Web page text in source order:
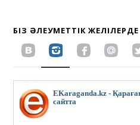
БІЗ ӘЛЕУМЕТТІК ЖЕЛІЛЕРДЕ
EKaraganda.kz -
сайтта